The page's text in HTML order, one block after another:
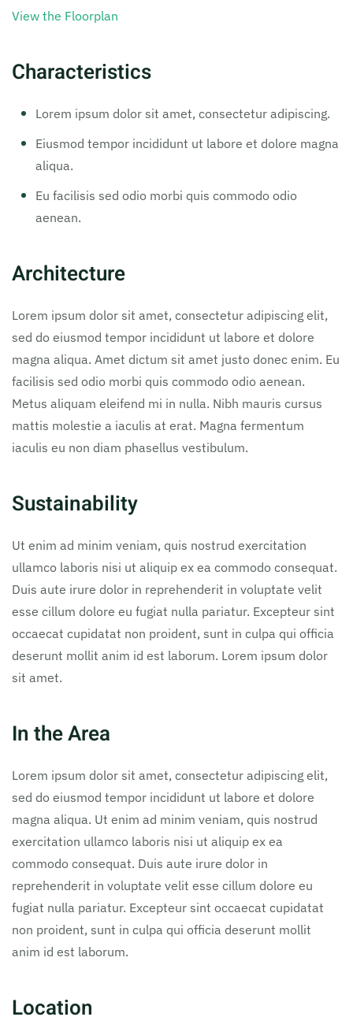
View the Floorplan
Characteristics
Lorem ipsum dolor sit amet, consectetur adipiscing.
Eiusmod tempor incididunt ut labore et dolore magna
aliqua.
Eu facilisis sed odio morbi quis commodo odio
aenean.
Architecture
Lorem ipsum dolor sit amet, consectetur adipiscing elit,
sed do eiusmod tempor incididunt ut labore et dolore
magna aliqua. Amet dictum sit amet justo donec enim. Eu
facilisis sed odio morbi quis commodo odio aenean.
Metus aliquam eleifend mi in nulla. Nibh mauris cursus
mattis molestie a iaculis at erat. Magna fermentum
iaculis eu non diam phasellus vestibulum.
Sustainability
Ut enim ad minim veniam, quis nostrud exercitation
ullamco laboris nisi ut aliquip ex ea commodo consequat.
Duis aute irure dolor in reprehenderit in voluptate velit
esse cillum dolore eu fugiat nulla pariatur. Excepteur sint
occaecat cupidatat non proident, sunt in culpa qui officia
deserunt mollit anim id est laborum. Lorem ipsum dolor
sit amet.
In the Area
Lorem ipsum dolor sit amet, consectetur adipiscing elit,
sed do eiusmod tempor incididunt ut labore et dolore
magna aliqua. Ut enim ad minim veniam, quis nostrud
exercitation ullamco laboris nisi ut aliquip ex ea
commodo consequat. Duis aute irure dolor in
reprehenderit in voluptate velit esse cillum dolore eu
fugiat nulla pariatur. Excepteur sint occaecat cupidatat
non proident, sunt in culpa qui officia deserunt mollit
anim id est laborum.
Location